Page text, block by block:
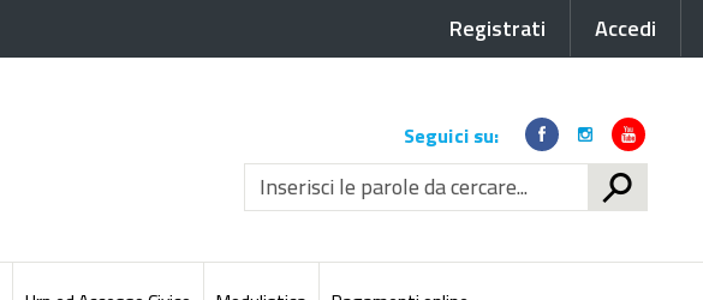
Accedi
Registrati
Link
social
Seguici su: